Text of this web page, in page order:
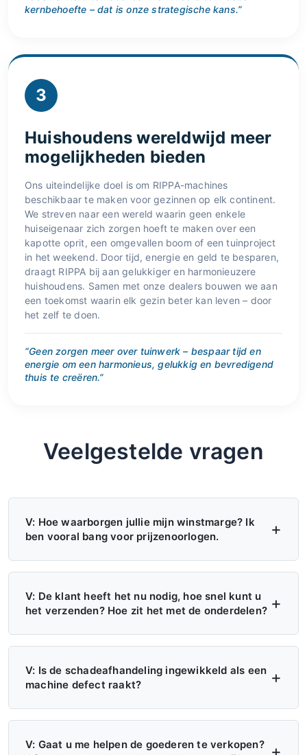
kernbehoefte – dat is onze strategische kans.”
3
Huishoudens wereldwijd meer
mogelijkheden bieden
Ons uiteindelijke doel is om RIPPA-machines
beschikbaar te maken voor gezinnen op elk continent.
We streven naar een wereld waarin geen enkele
huiseigenaar zich zorgen hoeft te maken over een
kapotte oprit, een omgevallen boom of een tuinproject
in het weekend. Door tijd, energie en geld te besparen,
draagt RIPPA bij aan gelukkiger en harmonieuzere
huishoudens. Samen met onze dealers bouwen we aan
een toekomst waarin elk gezin beter kan leven – door
het zelf te doen.
“Geen zorgen meer over tuinwerk – bespaar tijd en
energie om een harmonieus, gelukkig en bevredigend
thuis te creëren.”
Veelgestelde vragen
V: Hoe waarborgen jullie mijn winstmarge? Ik
ben vooral bang voor prijzenoorlogen.
A: Vier beschermingsmaatregelen — (1)
MAP/MSRP worden gehandhaafd, geen
prijsonderbieding; (2) Exclusief gebied, geen
rechtstreeks in uw regio; (4)
Kwartaalgebonden prijsvaststelling, 30
dagen van tevoren wordt elke wijziging
V: De klant heeft het nu nodig, hoe snel kunt u
het verzenden? Hoe zit het met de onderdelen?
A: Meer dan 6 distributiecentra in de VS,
Europa en Rusland — nu op voorraad. Lokale
levering: 7 dagen. Tussen regio’s: 15 dagen.
uur. Onderdelen: verzending binnen 48 uur.
V: Is de schadeafhandeling ingewikkeld als een
machine defect raakt?
A: Maak een foto → ontvang een vervangend
onderdeel. Geen rapporten, geen
V: Gaat u me helpen de goederen te verkopen?